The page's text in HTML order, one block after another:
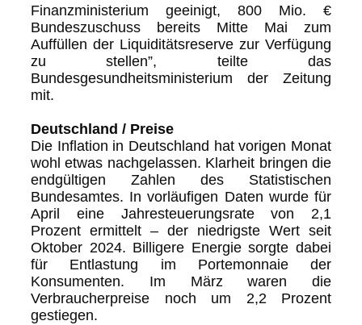
Finanzministerium geeinigt, 800 Mio. €
Bundeszuschuss bereits Mitte Mai zum
Auffüllen der Liquiditätsreserve zur Verfügung
zu stellen”, teilte das
Bundesgesundheitsministerium der Zeitung
mit.
Deutschland / Preise
Die Inflation in Deutschland hat vorigen Monat
wohl etwas nachgelassen. Klarheit bringen die
endgültigen Zahlen des Statistischen
Bundesamtes. In vorläufigen Daten wurde für
April eine Jahresteuerungsrate von 2,1
Prozent ermittelt – der niedrigste Wert seit
Oktober 2024. Billigere Energie sorgte dabei
für Entlastung im Portemonnaie der
Konsumenten. Im März waren die
Verbraucherpreise noch um 2,2 Prozent
gestiegen.